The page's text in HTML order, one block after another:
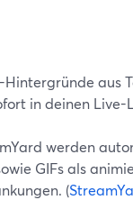
aus
in deinen Live-
werden
GIFs als
(